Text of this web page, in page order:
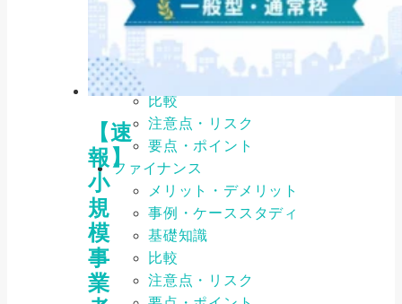
【速
報】
小
規
模
事
業
ビジネスファイナンス
メリット・デメリット
事例・ケーススタディ
比較
注意点・リスク
要点・ポイント
ファイナンス
メリット・デメリット
事例・ケーススタディ
基礎知識
比較
注意点・リスク